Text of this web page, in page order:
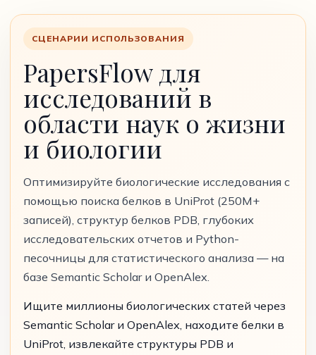
СЦЕНАРИИ ИСПОЛЬЗОВАНИЯ
PapersFlow для
исследований в
области наук о жизни
и биологии
Оптимизируйте биологические исследования с
помощью поиска белков в UniProt (250M+
записей), структур белков PDB, глубоких
исследовательских отчетов и Python-
песочницы для статистического анализа — на
базе Semantic Scholar и OpenAlex.
Ищите миллионы биологических статей через
Semantic Scholar и OpenAlex, находите белки в
UniProt, извлекайте структуры PDB и